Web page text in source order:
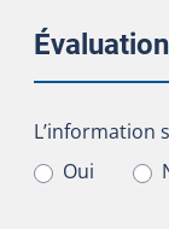
L’information
L’information
Oui